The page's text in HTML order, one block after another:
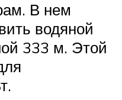
В нем
водяной
333 м. Этой